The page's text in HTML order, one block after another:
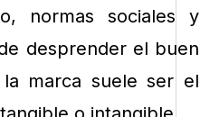
normas sociales y
desprender el buen
marca suele ser el